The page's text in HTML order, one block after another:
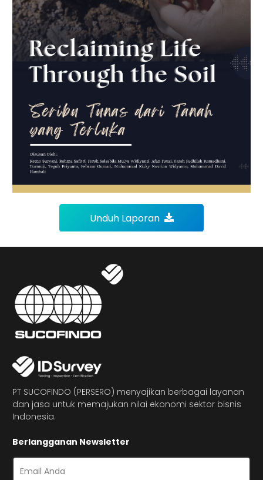
Unduh Laporan
PT SUCOFINDO (PERSERO) menyajikan berbagai layanan
dan jasa untuk memajukan nilai ekonomi sektor bisnis
Indonesia.
Berlangganan Newsletter